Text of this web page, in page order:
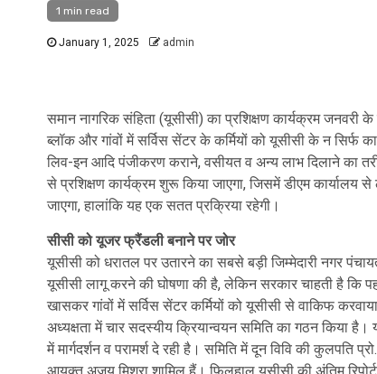
1 min read
January 1, 2025 admin
समान नागरिक संहिता (यूसीसी) का प्रशिक्षण कार्यक्रम
ब्लॉक और गांवों में सर्विस सेंटर के कर्मियों को यूसीसी के न सिर्फ
लिव-इन आदि पंजीकरण कराने, वसीयत व अन्य लाभ दिलाने का
से प्रशिक्षण कार्यक्रम शुरू किया जाएगा, जिसमें डीएम कार्यालय
जाएगा, हालांकि यह एक सतत प्रक्रिया रहेगी।
सीसी को यूजर फ्रैंडली बनाने पर जोर
यूसीसी को धरातल पर उतारने का सबसे बड़ी जिम्मेदारी नगर
यूसीसी लागू करने की घोषणा की है, लेकिन सरकार चाहती है कि
खासकर गांवों में सर्विस सेंटर कर्मियों को यूसीसी से वाकिफ
अध्यक्षता में चार सदस्यीय क्रियान्वयन समिति का गठन किया
में मार्गदर्शन व परामर्श दे रही है। समिति में दून विवि की कुलपति